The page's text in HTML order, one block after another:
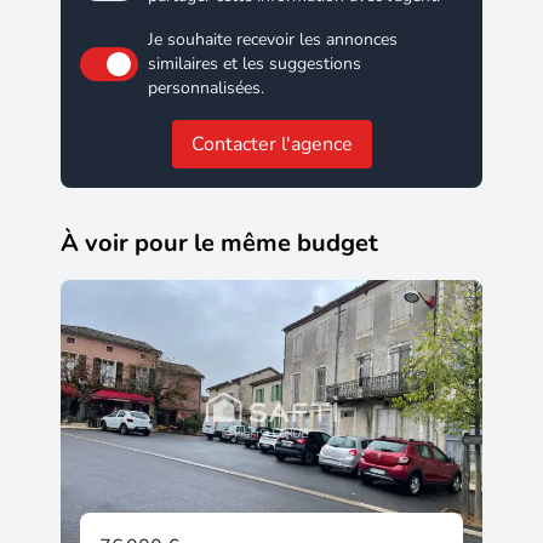
Je souhaite recevoir les annonces
similaires et les suggestions
personnalisées.
Contacter l'agence
À voir pour le même budget